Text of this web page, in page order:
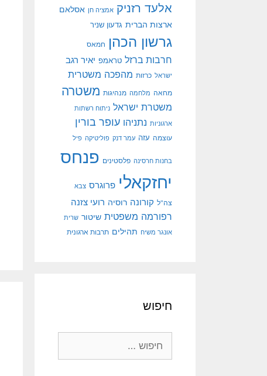
אלעד רזניק אמציה חן אסלאם
ארצות הברית גדעון שניר
גרשון הכהן חמאס
חרבות ברזל טראמפ יאיר רגב
ישראל כרזות מהפכה משטרית
מחאה מלחמה מנהיגות משטרה
משטרת ישראל ניתוח רשתות
ארגוניות נתניהו עופר בורין
עוצמה עזה עמר דנק פוליטיקה פיל
בחנות חרסינה פלסטינים פנחס
יחזקאלי פרוגרס צבא
צה"ל קורונה רוסיה רועי צזנה
רפורמה משפטית שיטור שרית
אונגר משיח תהילים תרבות ארגונית
חיפוש